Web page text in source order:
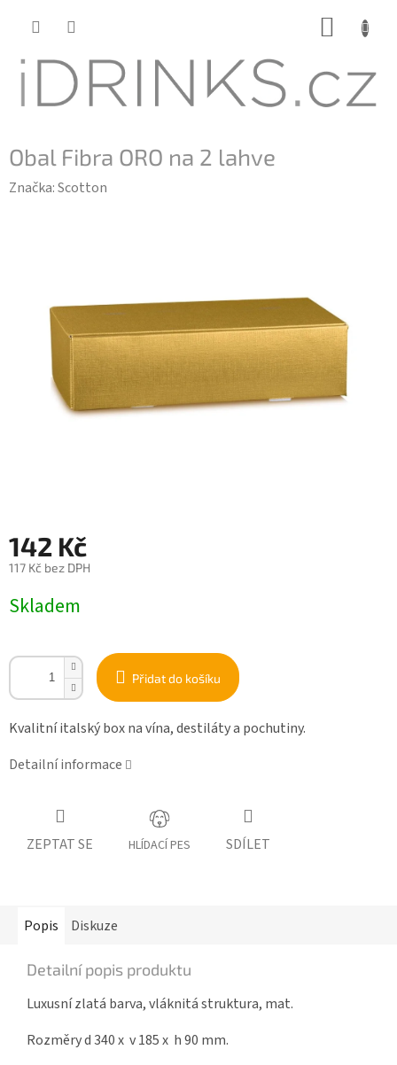
Obal Fibra ORO na 2 lahve
Značka:Scotton
142 Kč
117 Kč bez DPH
cena:
Skladem
Přidat do košíku
Kvalitní italský box na vína, destiláty a pochutiny.
Detailní informace
ZEPTAT SE HLÍDACÍ PES SDÍLET
Popis Diskuze
Detailní popis produktu
Luxusní zlatá barva, vláknitá struktura, mat.
Rozměry d 340 x v 185 x h 90 mm.